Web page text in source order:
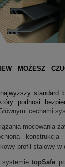
MOŻESZ
standard
podnosi
cechami
mocowania
profil stalowy w
topSafe